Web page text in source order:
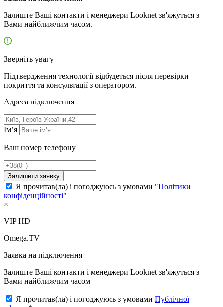
Залиште Ваші контакти і менеджери Looknet зв'яжуться з
Вами найближчим часом.
Зверніть увагу
Підтвердження технології відбудеться після перевірки
покриття та консультації з оператором.
Адресa підключення
Ім’я
Ваш номер телефону
Залишити заявку
Я прочитав(ла) і погоджуюсь з умовами "Політики
конфіденційності"
×
VIP HD
Omega.TV
Заявка на підключення
Залиште Ваші контакти і менеджери Looknet зв'яжуться з
Вами найближчим часом
Я прочитав(ла) і погоджуюсь з умовами Публічної